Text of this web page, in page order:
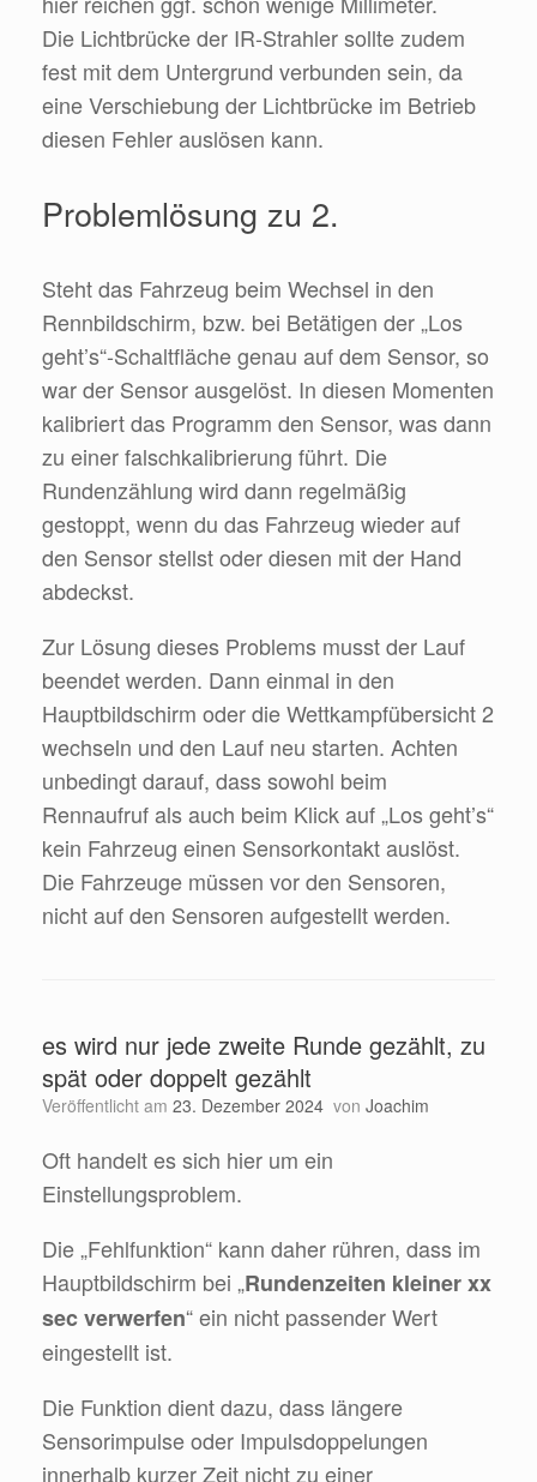
Die Lichtbrücke der IR-Strahler sollte zudem
fest mit dem Untergrund verbunden sein, da
eine Verschiebung der Lichtbrücke im Betrieb
diesen Fehler auslösen kann.
Problemlösung zu 2.
Steht das Fahrzeug beim Wechsel in den
Rennbildschirm, bzw. bei Betätigen der „Los
geht’s“-Schaltfläche genau auf dem Sensor, so
war der Sensor ausgelöst. In diesen Momenten
kalibriert das Programm den Sensor, was dann
zu einer falschkalibrierung führt. Die
Rundenzählung wird dann regelmäßig
gestoppt, wenn du das Fahrzeug wieder auf
den Sensor stellst oder diesen mit der Hand
abdeckst.
Zur Lösung dieses Problems musst der Lauf
beendet werden. Dann einmal in den
Hauptbildschirm oder die Wettkampfübersicht 2
wechseln und den Lauf neu starten. Achten
unbedingt darauf, dass sowohl beim
Rennaufruf als auch beim Klick auf „Los geht’s“
kein Fahrzeug einen Sensorkontakt auslöst.
Die Fahrzeuge müssen vor den Sensoren,
nicht auf den Sensoren aufgestellt werden.
es wird nur jede zweite Runde gezählt, zu
spät oder doppelt gezählt
Veröffentlicht am 23. Dezember 2024 von Joachim
Oft handelt es sich hier um ein
Einstellungsproblem.
Die „Fehlfunktion“ kann daher rühren, dass im
Hauptbildschirm bei „Rundenzeiten kleiner xx
sec verwerfen“ ein nicht passender Wert
eingestellt ist.
Die Funktion dient dazu, dass längere
Sensorimpulse oder Impulsdoppelungen
innerhalb kurzer Zeit nicht zu einer